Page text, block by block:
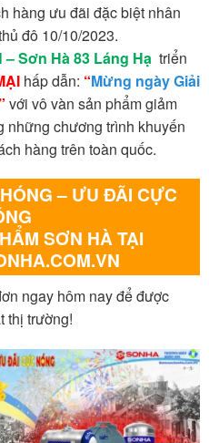
hàng ưu đãi đặc biệt nhân
đô 10/10/2023.
– Sơn Hà 83 Láng Hạ triển
hấp dẫn: “Mừng ngày Giải
” với vô vàn sản phẩm giảm
những chương trình khuyến
hàng trên toàn quốc.
– ƯU ĐÃI CỰC
SƠN HÀ TẠI
ngay hôm nay để được
thị trường!